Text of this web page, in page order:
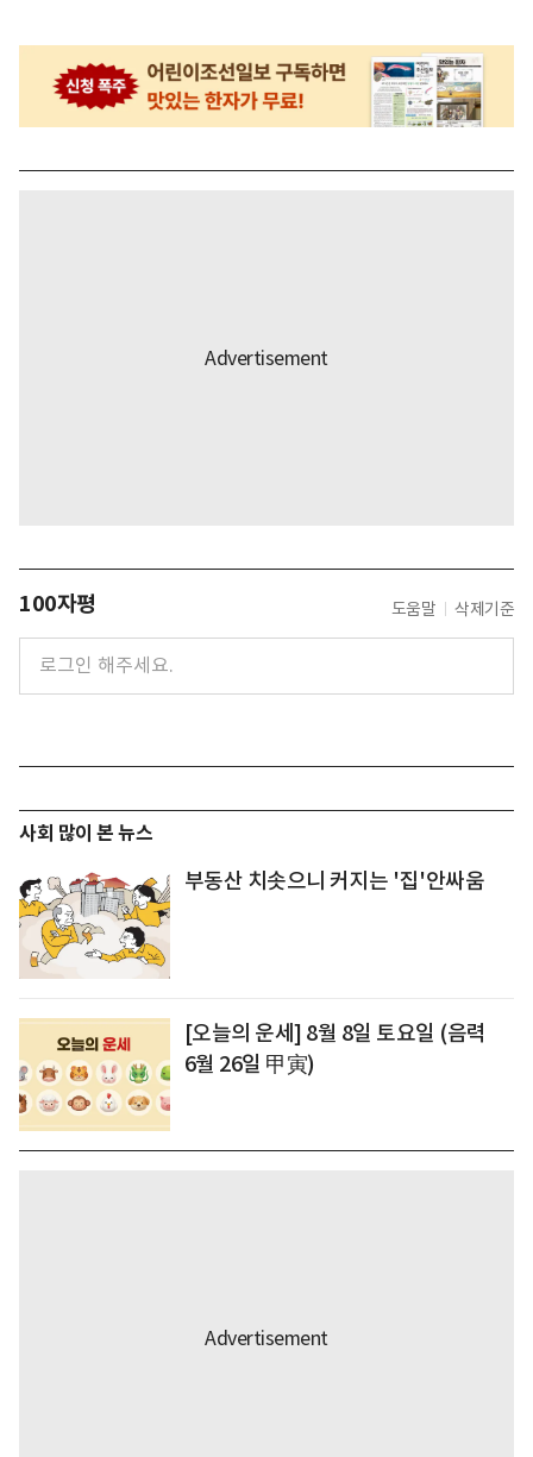
100자평 도움말 삭제기준
사회 많이 본 뉴스
부동산 치솟으니 커지는 '집'안싸움
[오늘의 운세] 8월 8일 토요일 (음력
6월 26일 甲寅)